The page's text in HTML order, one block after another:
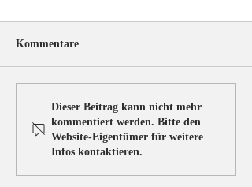
Kommentare
Dieser Beitrag kann nicht mehr
kommentiert werden. Bitte den
Website-Eigentümer für weitere
Infos kontaktieren.